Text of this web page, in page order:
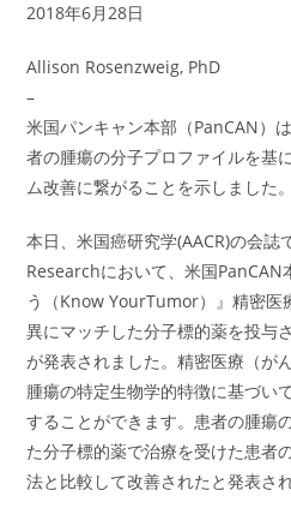
2018年6月28日
Allison Rosenzweig, PhD
–
米国パンキャン本部（PanCAN）
者の腫瘍の分子プロファイルを基
ム改善に繋がることを示しました。
本日、米国癌研究学(AACR)の会
Researchにおいて、米国PanCAN
う（Know YourTumor）』精密医
異にマッチした分子標的薬を投与
が発表されました。精密医療（が
腫瘍の特定生物学的特徴に基づい
することができます。患者の腫瘍
た分子標的薬で治療を受けた患者
法と比較して改善されたと発表さ